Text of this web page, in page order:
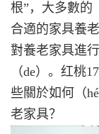
根”，大多數的
合適的家具養
對養老家具進
（de）。红桃
些關於如何（
老家具？